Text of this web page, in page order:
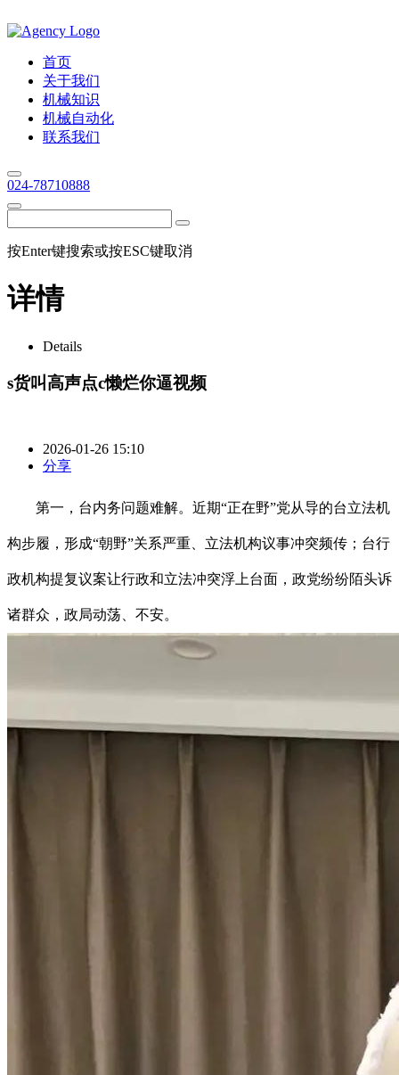
首页
关于我们
机械知识
机械自动化
联系我们
024-78710888
按Enter键搜索或按ESC键取消
详情
Details
s货叫高声点c懒烂你逼视频
2026-01-26 15:10
分享
第一，台内务问题难解。近期“正在野”党从导的台立法机
构步履，形成“朝野”关系严重、立法机构议事冲突频传；台行
政机构提复议案让行政和立法冲突浮上台面，政党纷纷陌头诉
诸群众，政局动荡、不安。